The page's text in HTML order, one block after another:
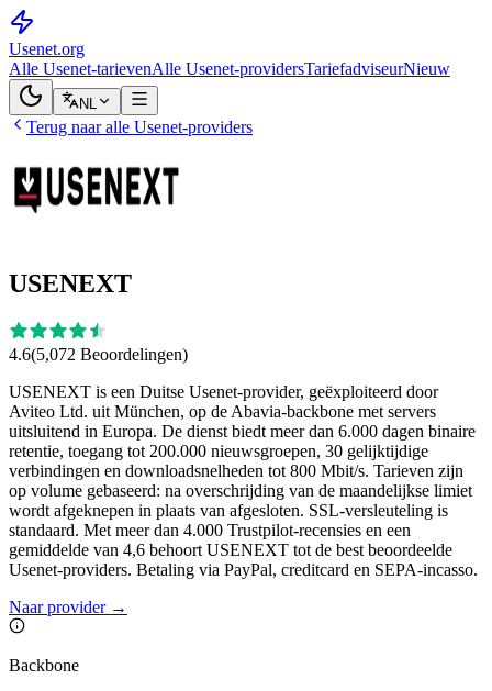
Usenet.org
Alle Usenet-tarievenAlle Usenet-providersTariefadviseurNieuw
NL
Terug naar alle Usenet-providers
USENEXT
4.6(5,072 Beoordelingen)
USENEXT is een Duitse Usenet-provider, geëxploiteerd door
Aviteo Ltd. uit München, op de Abavia-backbone met servers
uitsluitend in Europa. De dienst biedt meer dan 6.000 dagen binaire
retentie, toegang tot 200.000 nieuwsgroepen, 30 gelijktijdige
verbindingen en downloadsnelheden tot 800 Mbit/s. Tarieven zijn
op volume gebaseerd: na overschrijding van de maandelijkse limiet
wordt afgeknepen in plaats van afgesloten. SSL-versleuteling is
standaard. Met meer dan 4.000 Trustpilot-recensies en een
gemiddelde van 4,6 behoort USENEXT tot de best beoordeelde
Usenet-providers. Betaling via PayPal, creditcard en SEPA-incasso.
Naar provider→
Backbone